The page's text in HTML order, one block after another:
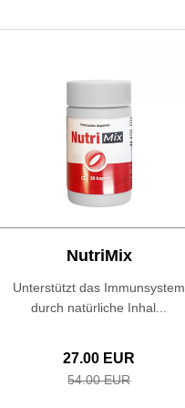
NutriMix
Unterstützt das Immunsystem
durch natürliche Inhal...
27.00 EUR
54.00 EUR